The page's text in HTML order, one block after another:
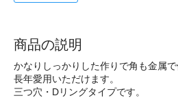
商品の説明
かなりしっかりした作りで角も金属
長年愛用いただけます。
三つ穴・Dリングタイプです。